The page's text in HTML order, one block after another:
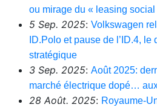
ou mirage du « leasing social
5 Sep. 2025: Volkswagen
ID.Polo et pause de l’ID.4,
stratégique
3 Sep. 2025: Août 2025:
marché électrique dopé…
28 Août. 2025: Royaume-